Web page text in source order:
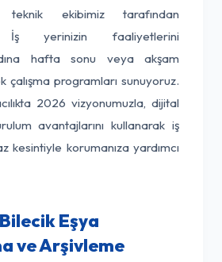
ekibimiz tarafından
İş yerinizin faaliyetlerini
hafta sonu veya akşam
çalışma programları sunuyoruz.
2026 vizyonumuzla, dijital
avantajlarını kullanarak iş
kesintiyle korumanıza yardımcı
Eşya
ve Arşivleme